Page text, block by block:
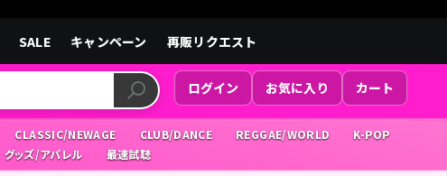
SALE キャンペーン 再販リクエスト
ログイン お気に入り カート
CLASSIC/NEWAGE CLUB/DANCE REGGAE/WORLD
K-POP
グッズ/アパレル 最速試聴